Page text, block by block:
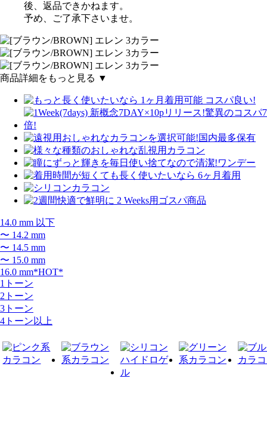
後、返品できかねます。
予め、ご了承下さいませ。
商品詳細をもっと見る ▼
14.0 mm 以下
〜 14.2 mm
〜 14.5 mm
〜 15.0 mm
16.0 mm*HOT*
1トーン
2トーン
3トーン
4トーン以上